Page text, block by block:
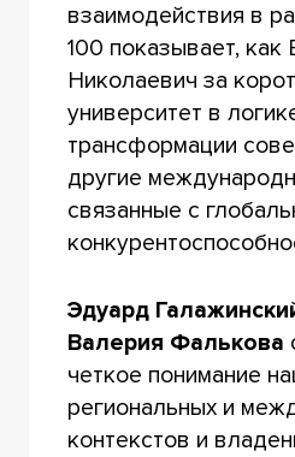
взаимодействия в
100 показывает, как
Николаевич за
университет в
трансформации
другие
связанные с
Эдуард
Валерия Фалькова
четкое понимание
региональных и
контекстов и